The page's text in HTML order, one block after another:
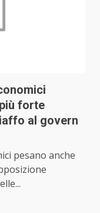
forte
al govern
pesano anche